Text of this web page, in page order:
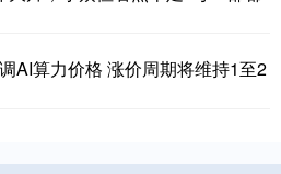
AI算力价格 涨价周期将维持1至2